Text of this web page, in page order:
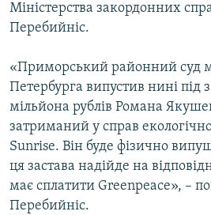
Міністерства закордонних
Перебийніс.
«Приморський районний суд
Петербурга випустив нині під
мільйона рублів Романа
затриманий у справ
Sunrise. Він буде фізично
ця застава надійде на
має сплатити Greenpeace», –
Перебийніс.